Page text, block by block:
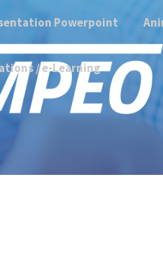
Powerpoint
/ e-Learning